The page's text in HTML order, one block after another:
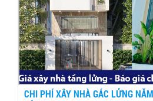
CHI PHÍ XÂY NHÀ GÁC LỬNG